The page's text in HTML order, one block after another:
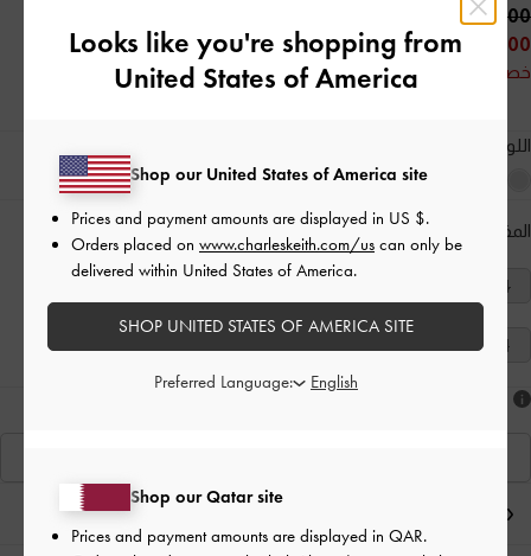
350.00 QAR
175.00 QAR
خصم 50%
اللون:
المقاس: اختر المقاس دليل المقاسات
34
41
Looks like you're shopping from
United States of America
Shop our Qatar site
Prices and payment amounts are displayed in QAR.
Shop our United States of America site
Prices and payment amounts are displayed in US $.
Orders placed on www.charleskeith.com/us can only be
delivered within United States of America.
SHOP UNITED STATES OF AMERICA SITE
Preferred Language: